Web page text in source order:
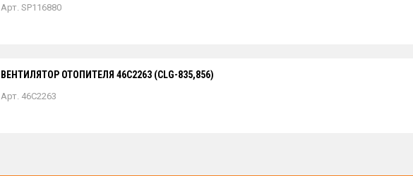
Арт. SP116880
ВЕНТИЛЯТОР ОТОПИТЕЛЯ 46С2263 (CLG-835,856)
Арт. 46C2263